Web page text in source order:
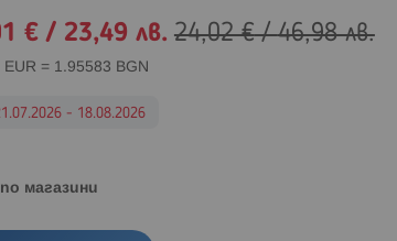
€/ 23,49 лв. 24,02 €/46,98 лв.
= 1.95583 BGN
- 18.08.2026
магазини